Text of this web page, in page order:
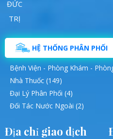
HỆ THỐNG PHÂN PHỐI
Bệnh Viện - Phòng Khám -
Nhà Thuốc (149)
Đại Lý Phân Phối (4)
Đối Tác Nước Ngoài (2)
Địa chỉ giao dịch